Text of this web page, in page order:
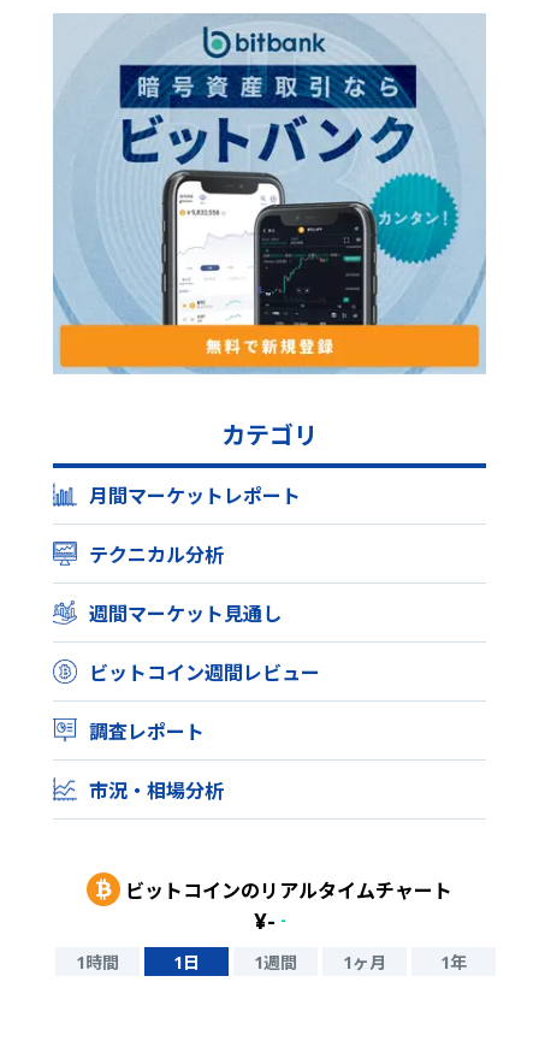
カテゴリ
月間マーケットレポート
テクニカル分析
週間マーケット見通し
ビットコイン週間レビュー
調査レポート
市況・相場分析
ビットコインのリアルタイムチャート
¥- -
1時間 1日 1週間 1ヶ月 1年